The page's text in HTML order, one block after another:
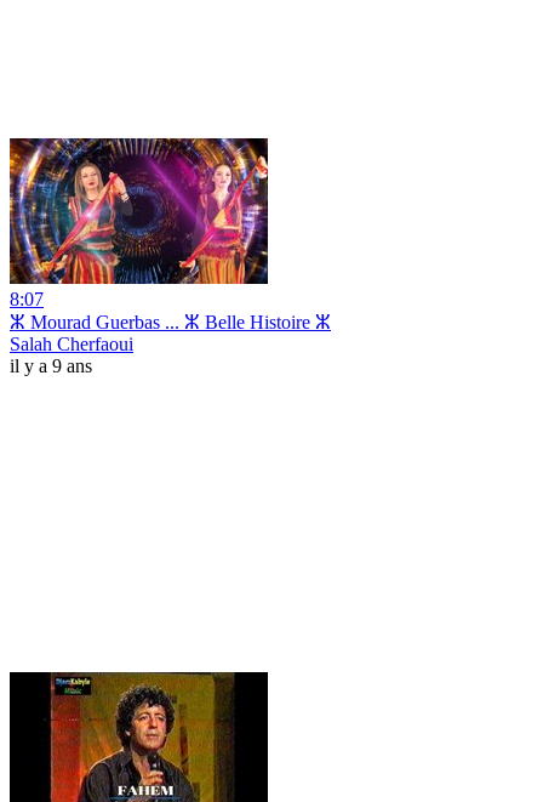
8:07
ⵣ Mourad Guerbas ... ⵣ Belle Histoire ⵣ
Salah Cherfaoui
il y a 9 ans